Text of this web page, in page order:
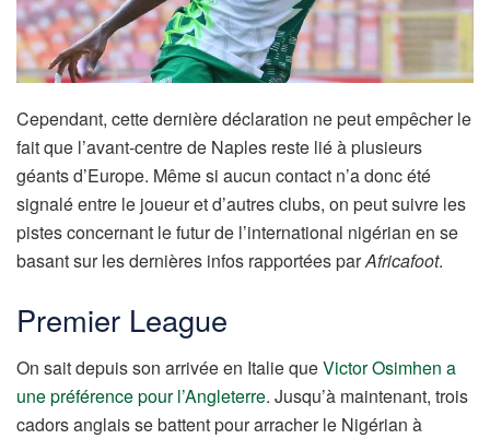
Cependant, cette dernière déclaration ne peut empêcher le
fait que l’avant-centre de Naples reste lié à plusieurs
géants d’Europe. Même si aucun contact n’a donc été
signalé entre le joueur et d’autres clubs, on peut suivre les
pistes concernant le futur de l’international nigérian en se
basant sur les dernières infos rapportées parAfricafoot.
Premier League
On sait depuis son arrivée en Italie queVictor Osimhen a
une préférence pour l’Angleterre. Jusqu’à maintenant, trois
cadors anglais se battent pour arracher le Nigérian à